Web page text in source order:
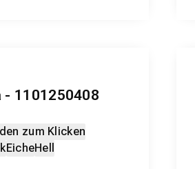
1101250408
zum Klicken
EicheHell